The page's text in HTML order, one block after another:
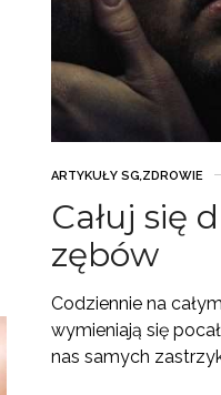
ARTYKUŁY SG,ZDROWIE
Całuj się
zębów
Codziennie na
wymieniają się
nas samych